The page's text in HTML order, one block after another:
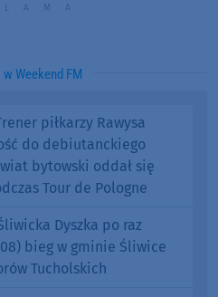
w Weekend FM
piłkarzy Rawysa
do debiutanckiego
bytowski oddał się
Tour de Pologne
Dyszka po raz
bieg w gminie Śliwice
Tucholskich